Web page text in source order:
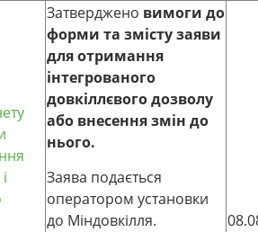
Затверджено вимоги до
форми та змісту заяви
для отримання
інтегрованого
довкіллєвого дозволу
або внесення змін до
нього.
Заява подається
оператором установки
до Міндовкілля.